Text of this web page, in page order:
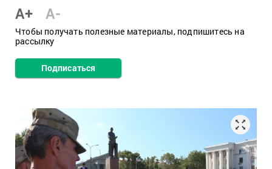
A+ A-
Чтобы получать полезные материалы, подпишитесь на
рассылку
Подписаться